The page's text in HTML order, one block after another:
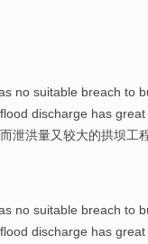
no suitable breach to
flood discharge has great
而泄洪量又较大的拱坝工
no suitable breach to
flood discharge has great